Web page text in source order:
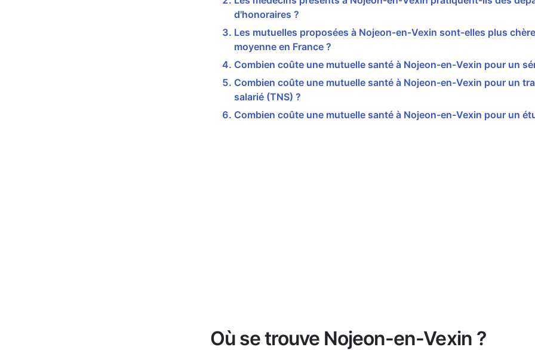
d'honoraires ?
Les mutuelles proposées à Nojeon-en-Vexin sont-elles plus
moyenne en France ?
Combien coûte une mutuelle santé à Nojeon-en-Vexin pour un
Combien coûte une mutuelle santé à Nojeon-en-Vexin pour un
salarié (TNS) ?
Combien coûte une mutuelle santé à Nojeon-en-Vexin pour un
Où se trouve Nojeon-en-Vexin ?